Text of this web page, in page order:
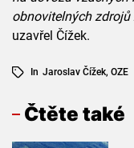
obnovitelných zdrojů
uzavřel Čížek.
In Jaroslav Čížek, OZE
Čtěte také